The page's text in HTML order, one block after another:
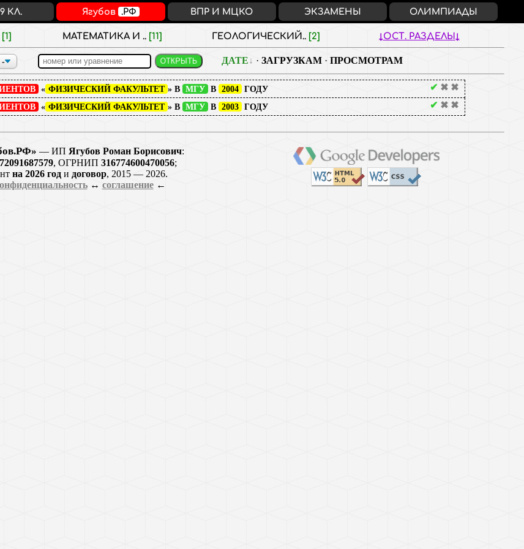
[1] МАТЕМАТИКА И .. [11] ГЕОЛОГИЧЕСКИЙ.. [2] ОСТ. РАЗДЕЛЫ
ДАТЕ ·ЗАГРУЗКАМ ·ПРОСМОТРАМ
✔ ✖ ✖
« ФИЗИЧЕСКИЙ ФАКУЛЬТЕТ » В МГУ В 2004 ГОДУ
✔ ✖ ✖
« ФИЗИЧЕСКИЙ ФАКУЛЬТЕТ » В МГУ В 2003 ГОДУ
КЛ. Ягубов .РФ ВПР И МЦКО ЭКЗАМЕНЫ ОЛИМПИАДЫ
— ИП Ягубов Роман Борисович:
, ОГРНИП 316774600470056;
на 2026 годи договор, 2015 — 2026.
↔ соглашение←